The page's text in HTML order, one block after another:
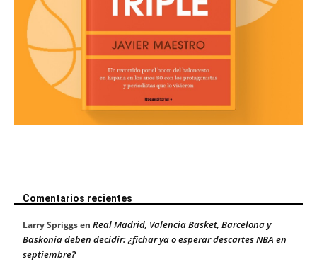
Comentarios recientes
Larry Spriggsen Real Madrid, Valencia Basket, Barcelona y
Baskonia deben decidir: ¿fichar ya o esperar descartes NBA en
septiembre?